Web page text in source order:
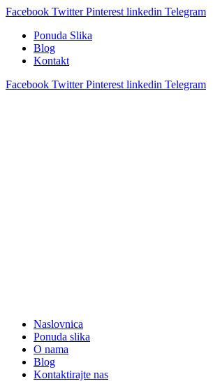
Facebook Twitter Pinterest linkedin Telegram
Ponuda Slika
Blog
Kontakt
Facebook Twitter Pinterest linkedin Telegram
Naslovnica
Ponuda slika
O nama
Blog
Kontaktirajte nas